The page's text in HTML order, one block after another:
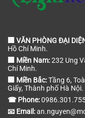
🏢 VĂN PHÒNG ĐẠI
Hồ Chí Minh.
🏢 Miền Nam:232 Ung
Chí Minh.
🏢 Miền Bắc:Tầng 6,
Giấy, Thành phố Hà Nội.
☎ Phone:
📧 Email: